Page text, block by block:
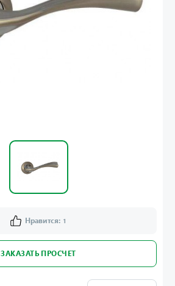
Нравится: 1
ЗАКАЗАТЬ ПРОСЧЕТ